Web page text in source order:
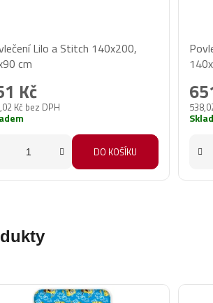
Lilo a Stitch 140x200,
cm
Kč bez DPH
Kč
DO KOŠÍKU